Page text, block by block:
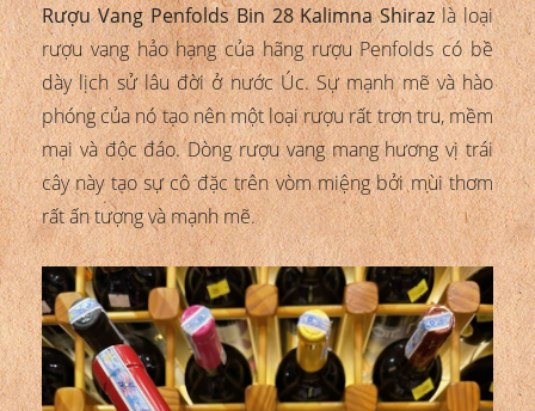
Rượu Vang Penfolds Bin 28 Kalimna Shirazlà loại
rượu vang hảo hạng của hãng rượu Penfolds có bề
dày lịch sử lâu đời ở nước Úc. Sự mạnh mẽ và hào
phóng của nó tạo nên một loại rượu rất trơn tru, mềm
mại và độc đáo. Dòng rượu vang mang hương vị trái
cây này tạo sự cô đặc trên vòm miệng bởi mùi thơm
rất ấn tượng và mạnh mẽ.